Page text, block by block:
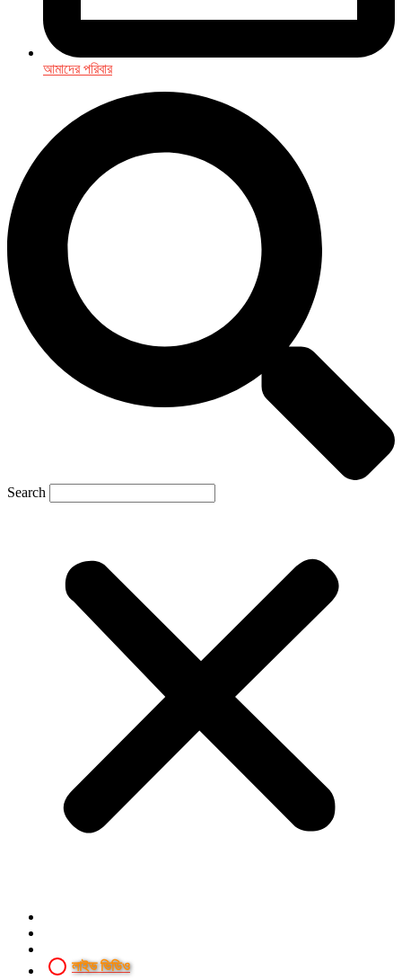
আমাদের পরিবার
Search
লাইভ ভিডিও